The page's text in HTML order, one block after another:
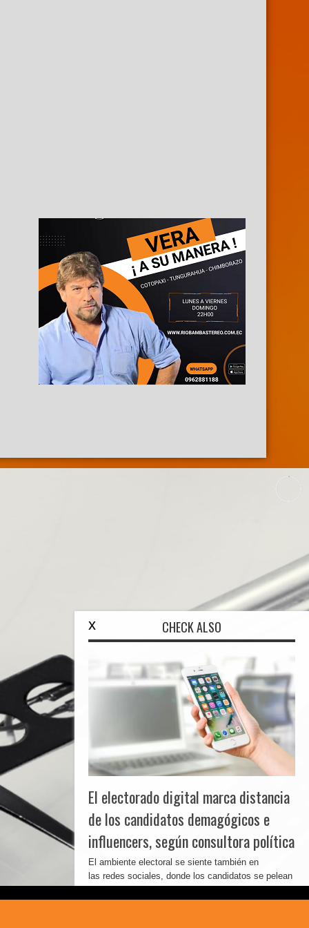
x CHECK ALSO
El electorado digital marca distancia
de los candidatos demagógicos e
influencers, según consultora política
El ambiente electoral se siente también en
las redes sociales, donde los candidatos se pelean